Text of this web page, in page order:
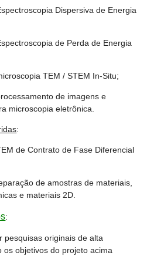
Dispersiva de Energia
de Perda de Energia
TEM / STEM In-Situ;
de imagens e
microscopia eletrônica.
:
de Contrato de Fase Diferencial
de amostras de materiais,
e materiais 2D.
:
pesquisas originais de alta
os objetivos do projeto acima